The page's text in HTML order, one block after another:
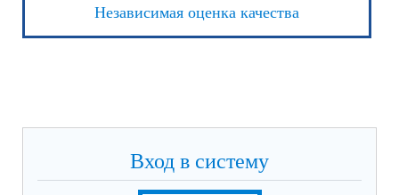
Независимая оценка качества
Вход в систему